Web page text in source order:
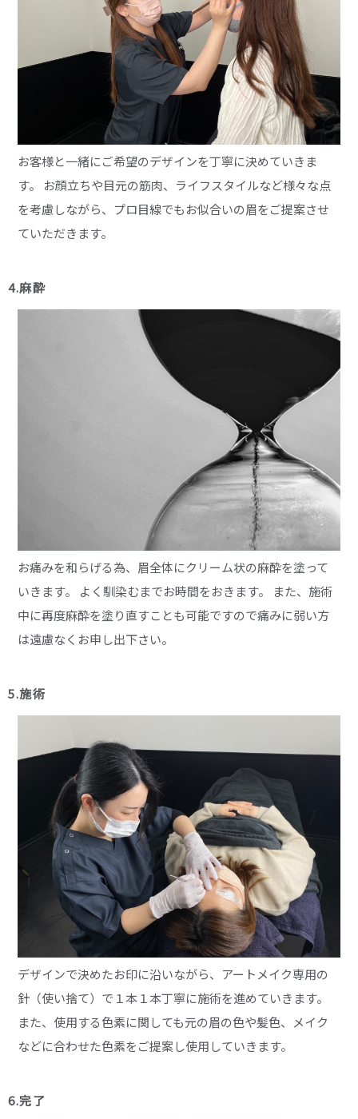
お客様と一緒にご希望のデザインを丁寧に決めていきま
す。 お顔立ちや目元の筋肉、ライフスタイルなど様々な点
を考慮しながら、プロ目線でもお似合いの眉をご提案させ
ていただきます。
4.麻酔
お痛みを和らげる為、眉全体にクリーム状の麻酔を塗って
いきます。 よく馴染むまでお時間をおきます。 また、施術
中に再度麻酔を塗り直すことも可能ですので痛みに弱い方
は遠慮なくお申し出下さい。
5.施術
デザインで決めたお印に沿いながら、アートメイク専用の
針（使い捨て）で１本１本丁寧に施術を進めていきます。
また、使用する色素に関しても元の眉の色や髪色、メイク
などに合わせた色素をご提案し使用していきます。
6.完了